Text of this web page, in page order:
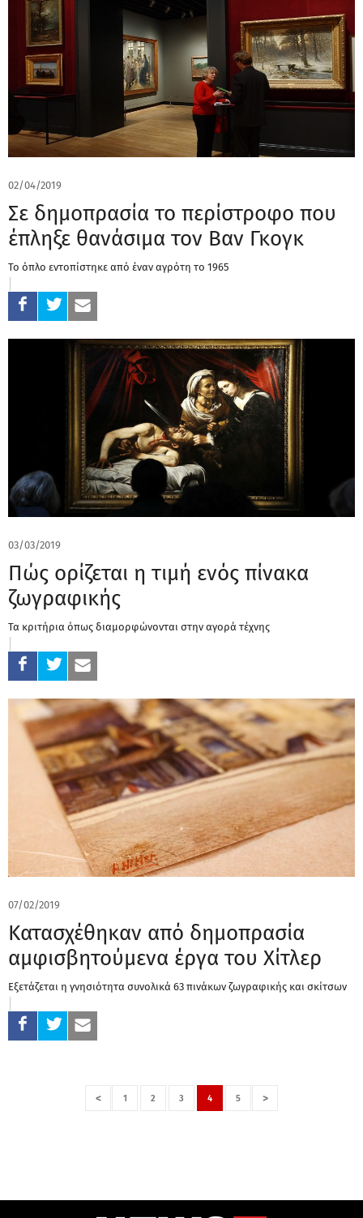
02/04/2019
Σε δημοπρασία το περίστροφο που
έπληξε θανάσιμα τον Βαν Γκογκ
Το όπλο εντοπίστηκε από έναν αγρότη το 1965
03/03/2019
Πώς ορίζεται η τιμή ενός πίνακα
ζωγραφικής
Τα κριτήρια όπως διαμορφώνονται στην αγορά τέχνης
07/02/2019
Κατασχέθηκαν από δημοπρασία
αμφισβητούμενα έργα του Χίτλερ
Εξετάζεται η γνησιότητα συνολικά 63 πινάκων ζωγραφικής και σκίτσων
< 1 2 3 4 5 >